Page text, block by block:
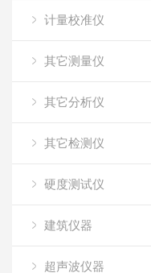
计量校准仪
其它测量仪
其它分析仪
其它检测仪
硬度测试仪
建筑仪器
超声波仪器